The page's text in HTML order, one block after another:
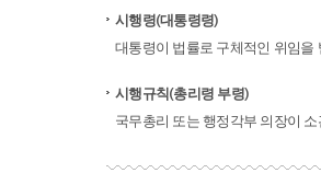
시행령(대통령령)
대통령이 법률로 구체적인 위임을
시행규칙(총리령 부령)
국무총리 또는 행정각부 의장이